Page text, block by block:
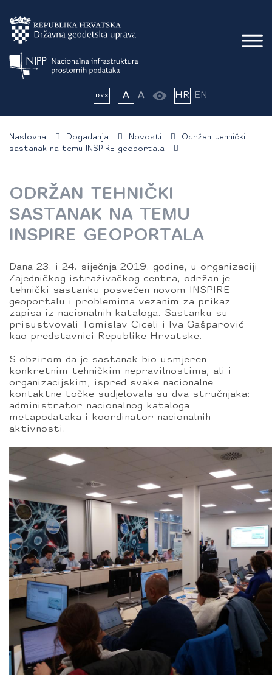
A A HR EN
Naslovna Događanja Novosti
Održan tehnički
sastanak na temu INSPIRE geoportala
ODRŽAN TEHNIČKI
SASTANAK NA TEMU
INSPIRE GEOPORTALA
Dana 23. i 24. siječnja 2019. godine, u organizaciji
Zajedničkog istraživačkog centra, održan je
tehnički sastanku posvećen novom INSPIRE
geoportalu i problemima vezanim za prikaz
zapisa iz nacionalnih kataloga. Sastanku su
prisustvovali Tomislav Ciceli i Iva Gašparović
kao predstavnici Republike Hrvatske.
S obzirom da je sastanak bio usmjeren
konkretnim tehničkim nepravilnostima, ali i
organizacijskim, ispred svake nacionalne
kontaktne točke sudjelovala su dva stručnjaka:
administrator nacionalnog kataloga
metapodataka i koordinator nacionalnih
aktivnosti.